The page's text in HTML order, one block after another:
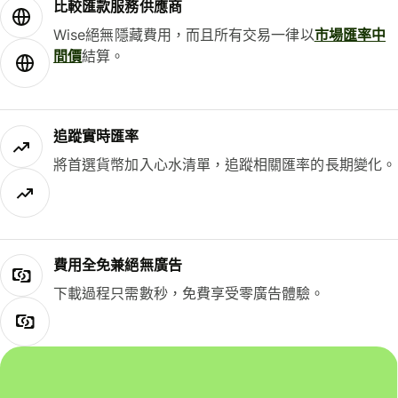
比較匯款服務供應商
Wise絕無隱藏費用，而且所有交易一律以市場匯率中
間價結算。
追蹤實時匯率
將首選貨幣加入心水清單，追蹤相關匯率的長期變化。
費用全免兼絕無廣告
下載過程只需數秒，免費享受零廣告體驗。